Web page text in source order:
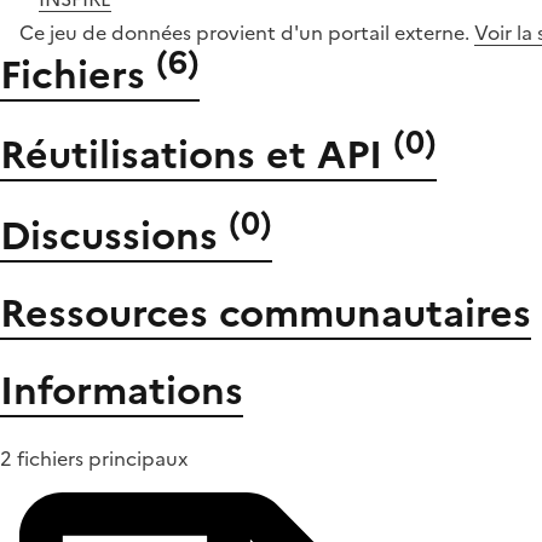
Ce jeu de données provient d'un portail externe. Voir la
Fichiers (6)
Réutilisations et API (0)
Discussions (0)
Ressources communautaires
Informations
2 fichiers principaux